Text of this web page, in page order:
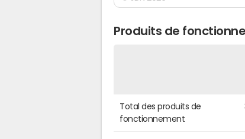
Produits de
Total des produits de
fonctionnement